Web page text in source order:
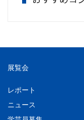
展覧会
レポート
ニュース